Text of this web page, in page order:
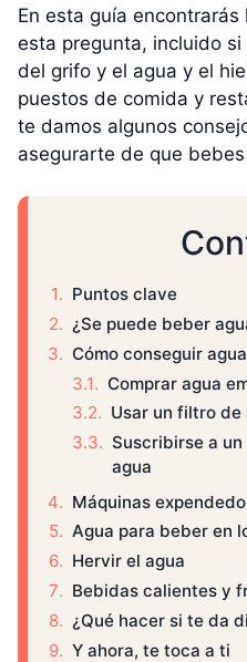
En esta guía
esta pregunta, incluido
del grifo y el agua y el
puestos de comida y
te damos algunos
asegurarte de que
Puntos clave
¿Se puede beber
Cómo conseguir
Comprar agua
Usar un filtro de
Suscribirse a
agua
Máquinas
Agua para beber en
Hervir el agua
Bebidas calientes y
¿Qué hacer si te da
Y ahora, te toca a ti